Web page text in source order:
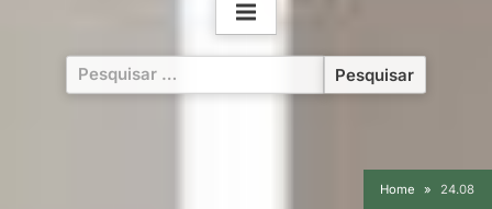
Pesquisar
por:
Home 24.08